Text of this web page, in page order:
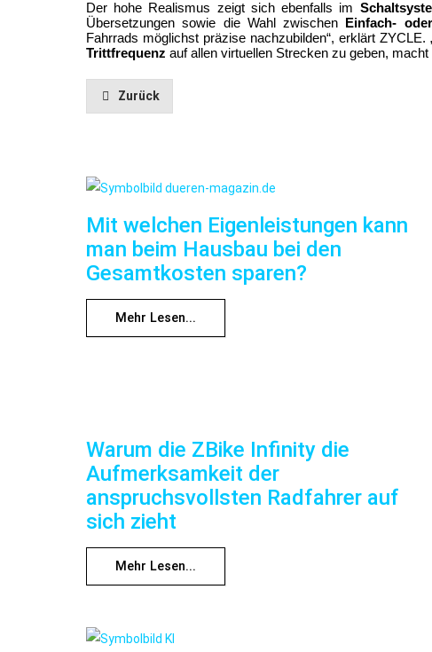
Der hohe Realismus zeigt sich ebenfalls im
Übersetzungen sowie die Wahl zwischen
Einfach-
Fahrrads möglichst präzise nachzubilden“, erklärt
Trittfrequenz auf allen virtuellen Strecken zu geben,
Zurück
Mit welchen Eigenleistungen kann
man beim Hausbau bei den
Gesamtkosten sparen?
Mehr Lesen...
Warum die ZBike Infinity die
Aufmerksamkeit der
anspruchsvollsten Radfahrer auf
sich zieht
Mehr Lesen...